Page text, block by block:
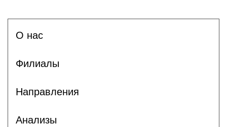
О нас
Филиалы
Направления
Анализы